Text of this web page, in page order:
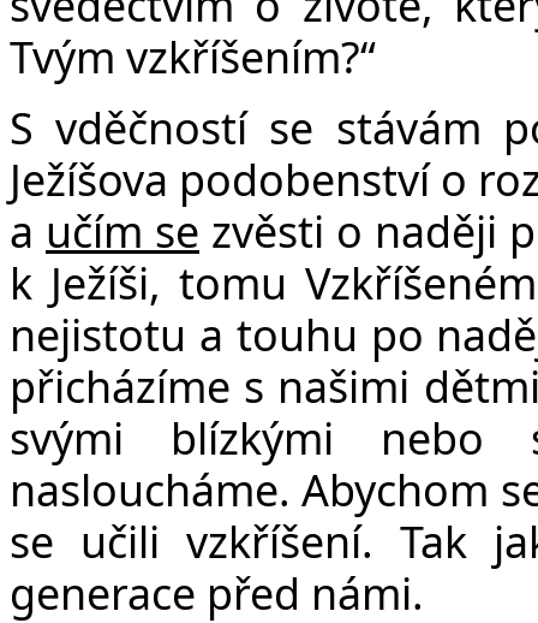
Tvým vzkříšením?“
S vděčností se stávám
Ježíšova podobenství o
a učím se zvěsti o naději
k Ježíši, tomu
nejistotu a touhu po
přicházíme s našimi
svými blízkými nebo
nasloucháme. Abychom
se učili vzkříšení. Tak
generace před námi.